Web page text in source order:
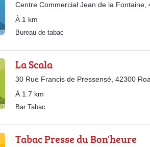
Centre Commercial Jean de la Fontaine,
À 1 km
Bureau de tabac
La Scala
30 Rue Francis de Pressensé, 42300
À 1.7 km
Bar Tabac
Tabac Presse du Bon'heure